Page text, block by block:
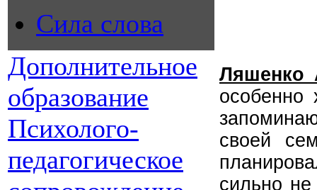
Сила слова
Дополнительное
образование
Психолого-
педагогическое
Ляшенко
особенно
своей
сильно не